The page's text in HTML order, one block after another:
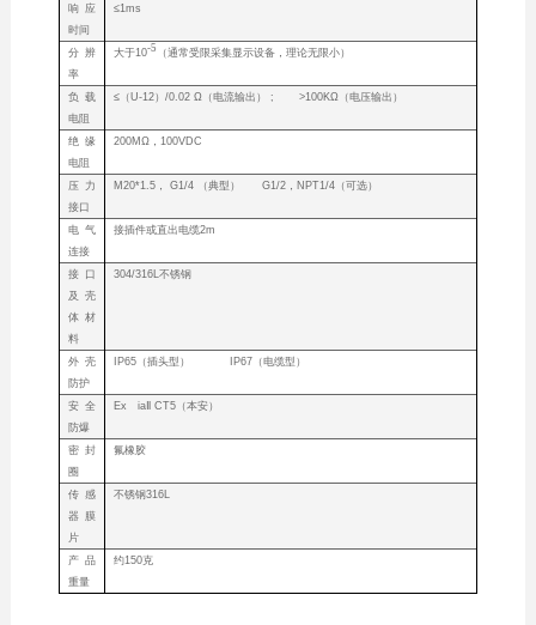
响应
时间
≤1ms
分辨
率
大于10-5 （通常受限采集显示设备，理论无限小）
负载
电阻
≤（U-12）/0.02 Ω（电流输出） ; >100KΩ（电压输出）
绝缘
电阻
200MΩ，100VDC
压力
接口
M20*1.5， G1/4 （典型） G1/2，NPT1/4（可选）
电气
连接
接插件或直出电缆2m
接口
及壳
体材
料
304/316L不锈钢
外壳
防护
IP65（插头型） IP67（电缆型）
安全
防爆
Ex iaⅡ CT5（本安）
密封
圈
氟橡胶
传感
器膜
片
不锈钢316L
产品
重量
约150克